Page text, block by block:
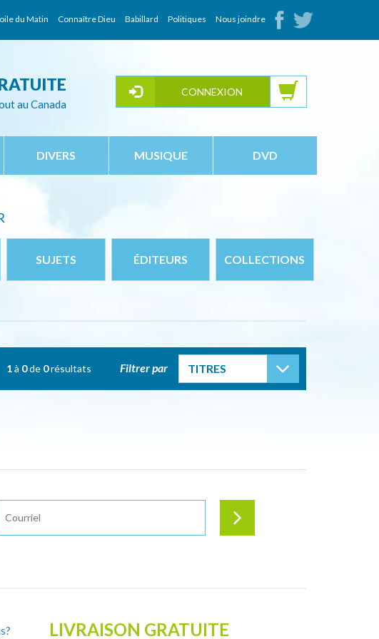
du Matin Connaître Dieu Babillard Politiques Nous joindre
au Canada
CONNEXION
DIVERS MUSIQUE DVD
SUJETS ÉDITEURS COLLECTIONS
Filtrer par TITRES
1à 0de 0résultats
LIVRAISON GRATUITE